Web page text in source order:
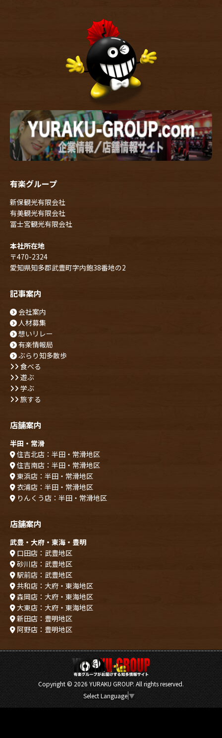
有楽グループ
新保観光有限会社
有美観光有限会社
冨士宮観光有限会社
本社所在地
〒470-2324
愛知県知多郡武豊町字内鉋38番地の2
記事案内
会社案内
人材募集
想いリレー
有楽情報局
ぶらり知多散歩
食べる
遊ぶ
学ぶ
旅する
店舗案内
半田・常滑
住吉北店：半田・常滑地区
住吉南店：半田・常滑地区
東浜店：半田・常滑地区
衣浦店：半田・常滑地区
りんくう店：半田・常滑地区
店舗案内
武豊・大府・東海・豊明
口田店：武豊地区
砂川店：武豊地区
駅前店：武豊地区
共和店：大府・東海地区
森岡店：大府・東海地区
大東店：大府・東海地区
新田店：豊明地区
阿野店：豊明地区
Copyright ©2026 YURAKU GROUP. All rights reserved.
Select Language ▼